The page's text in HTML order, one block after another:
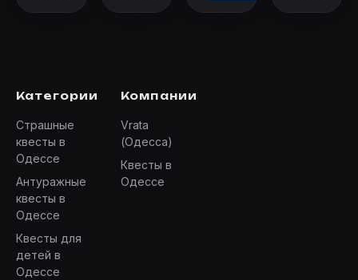
Категории
Страшные
квесты в
Одессе
Антуражные
квесты в
Одессе
Квесты для
детей в
Одессе
Компании
Vrata
(Одесса)
Квесты в
Одессе